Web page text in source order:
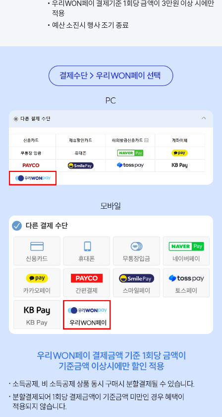
우리WON페이 결제기준 1회당 금액이 3만원 이상 시에만
적용
예산 소진시 행사 조기 종료